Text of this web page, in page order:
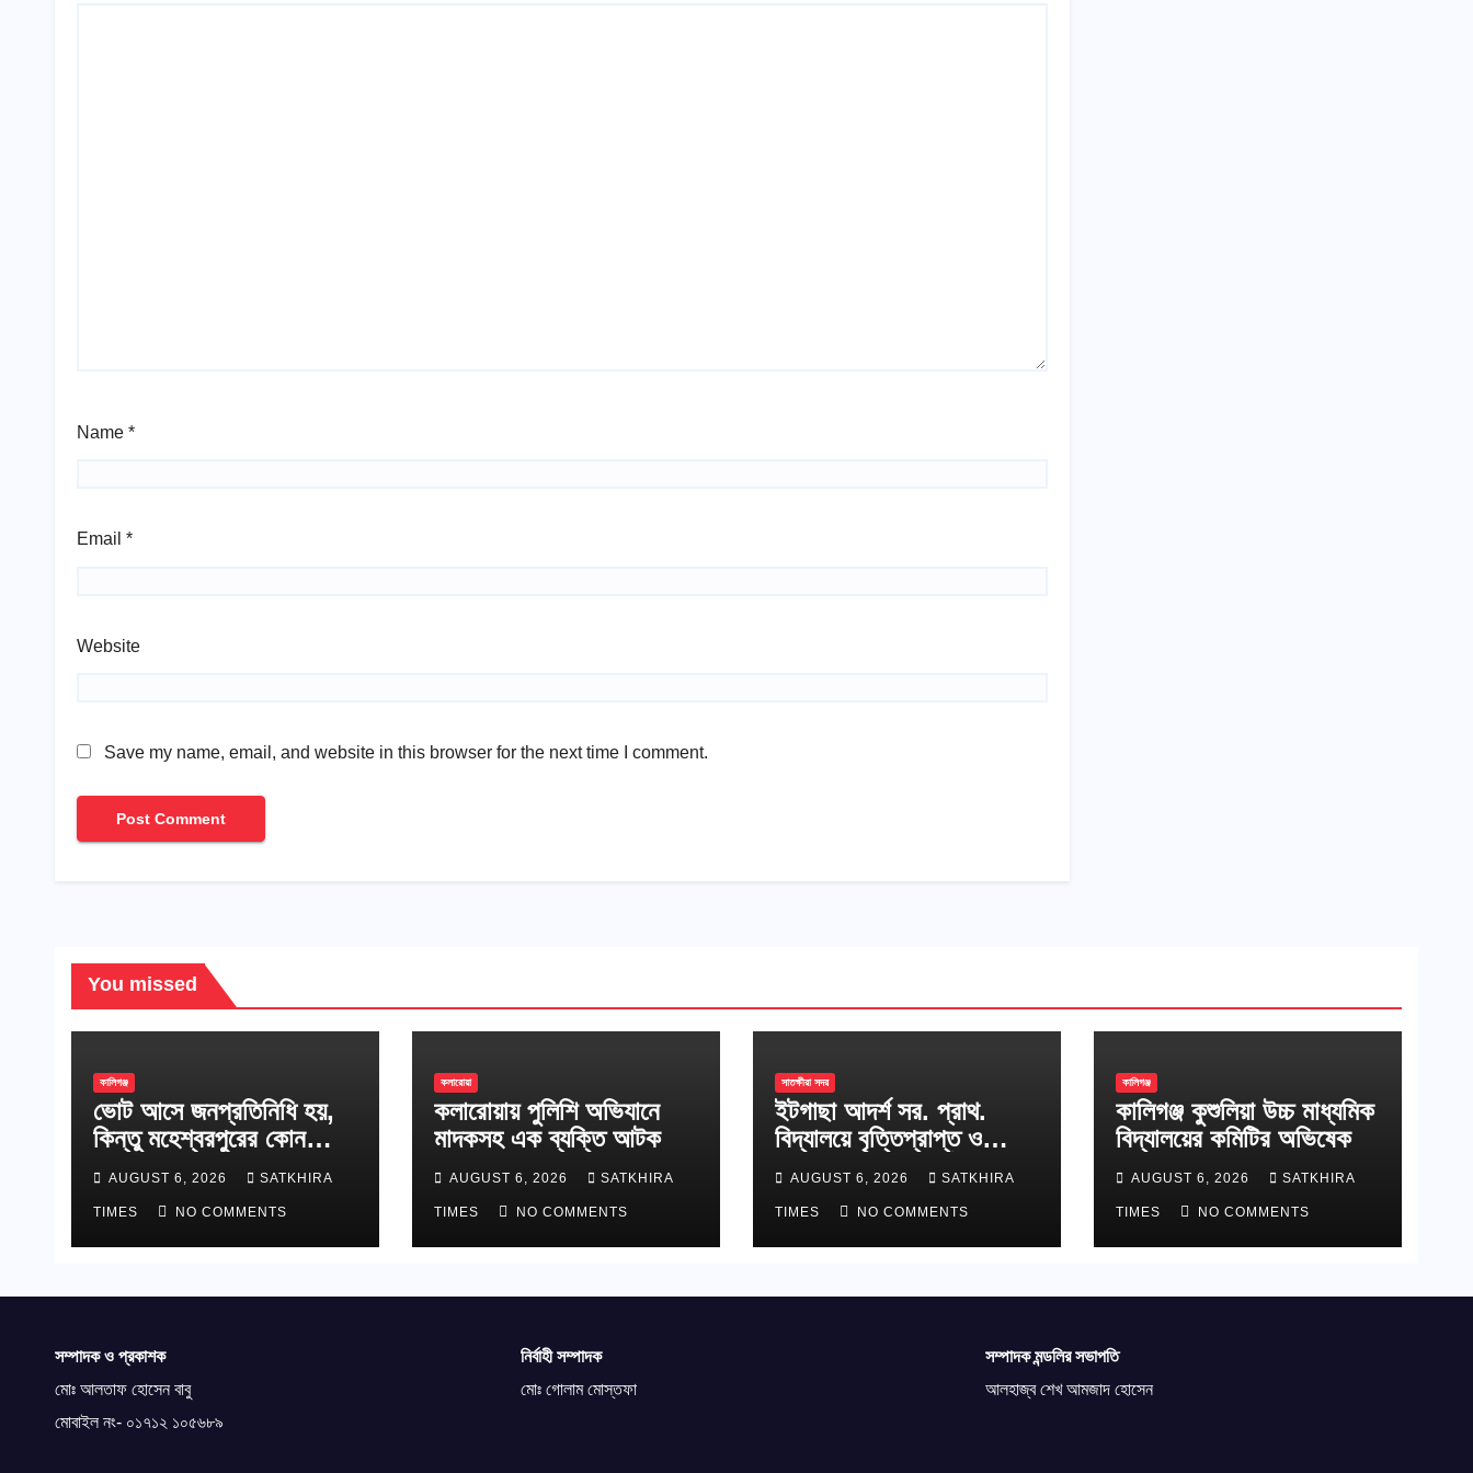
Name *
Email *
Website
Save my name, email, and website in this browser for the next time I comment.
You missed
কালিগঞ্জ
ভোট আসে জনপ্রতিনিধি হয়,
কিন্তু মহেশ্বরপুরের কোন
উন্নয়ন হয়না
AUGUST 6, 2026 SATKHIRA
TIMES NO COMMENTS
কলারোয়া
কলারোয়ায় পুলিশি অভিযানে
মাদকসহ এক ব্যক্তি আটক
AUGUST 6, 2026 SATKHIRA
TIMES NO COMMENTS
সাতক্ষীরা সদর
ইটগাছা আদর্শ সর. প্রাথ.
বিদ্যালয়ে বৃত্তিপ্রাপ্ত ও
শাপলা কাব অ্যাওয়ার্ডপ্রাপ্ত
শিক্ষার্থীদের সংবর্ধনা
AUGUST 6, 2026 SATKHIRA
TIMES NO COMMENTS
কালিগঞ্জ
কালিগঞ্জ কুশুলিয়া উচ্চ মাধ্যমিক
বিদ্যালয়ের কমিটির অভিষেক
AUGUST 6, 2026 SATKHIRA
TIMES NO COMMENTS
সম্পাদক ও প্রকাশক
মোঃ আলতাফ হোসেন বাবু
মোবাইল নং- ০১৭১২ ১০৫৬৮৯
নির্বাহী সম্পাদক
মোঃ গোলাম মোস্তফা
সম্পাদক মন্ডলির সভাপতি
আলহাজ্ব শেখ আমজাদ হোসেন